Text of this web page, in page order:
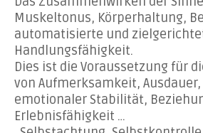
Muskeltonus, Körperhaltung,
automatisierte und
Handlungsfähigkeit.
Dies ist die Voraussetzung für
von Aufmerksamkeit,
emotionaler Stabilität,
Erlebnisfähigkeit …